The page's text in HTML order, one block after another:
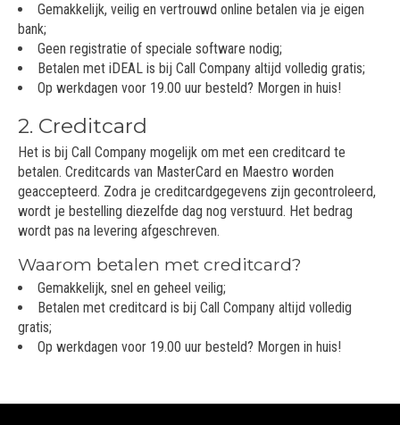
Gemakkelijk, veilig en vertrouwd online betalen via je eigen
bank;
Geen registratie of speciale software nodig;
Betalen met iDEAL is bij Call Company altijd volledig gratis;
Op werkdagen voor 19.00 uur besteld? Morgen in huis!
2. Creditcard
Het is bij Call Company mogelijk om met een creditcard te
betalen. Creditcards van MasterCard en Maestro worden
geaccepteerd. Zodra je creditcardgegevens zijn gecontroleerd,
wordt je bestelling diezelfde dag nog verstuurd. Het bedrag
wordt pas na levering afgeschreven.
Waarom betalen met creditcard?
Gemakkelijk, snel en geheel veilig;
Betalen met creditcard is bij Call Company altijd volledig
gratis;
Op werkdagen voor 19.00 uur besteld? Morgen in huis!